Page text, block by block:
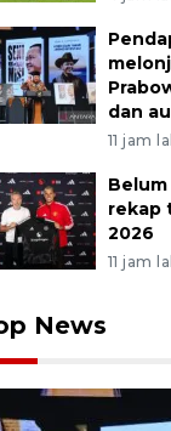
dan
11 jam
rekap
2026
11 jam
News